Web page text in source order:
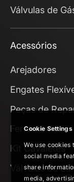
Válvulas de
Acessórios
Arejadores
Engates
Peças de
Ferramentas
Kit Cavaletes
Válvulas de
Cookie Settings
We use cookies
social media
share
media,